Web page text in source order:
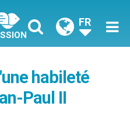
FR
habileté
Paul II